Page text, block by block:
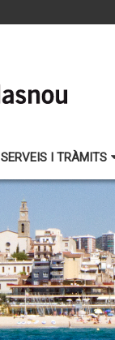
SERVEIS I TRÀMITS